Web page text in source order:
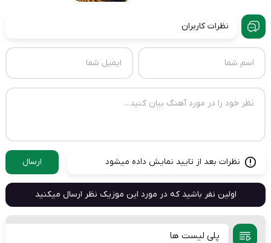
نظرات کاربران
نظرات بعد از تایید نمایش داده میشود ارسال
اولین نفر باشید که در مورد این موزیک نظر ارسال میکنید
پلی لیست ها